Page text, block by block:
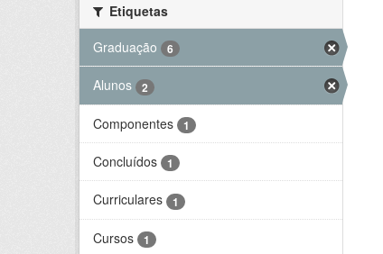
Etiquetas
Graduação
6
Alunos 2
Componentes 1
Concluídos 1
Curriculares 1
Cursos 1